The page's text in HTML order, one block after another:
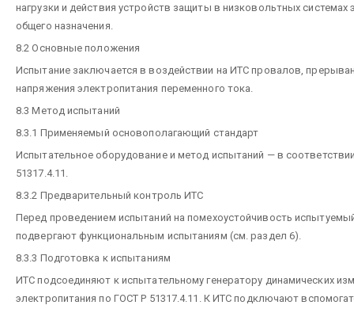
нагрузки и действия устройств защиты в низковольтных системах
общего назначения.
8.2 Основные положения
Испытание заключается в воздействии на ИТС провалов,
напряжения электропитания переменного тока.
8.3 Метод испытаний
8.3.1 Применяемый основополагающий стандарт
Испытательное оборудование и метод испытаний — в
51317.4.11.
8.3.2 Предварительный контроль ИТС
Перед проведением испытаний на помехоустойчивость
подвергают функциональным испытаниям (см. раздел 6).
8.3.3 Подготовка к испытаниям
ИТС подсоединяют к испытательному генератору динамических
электропитания по ГОСТ Р 51317.4.11. К ИТС подключают